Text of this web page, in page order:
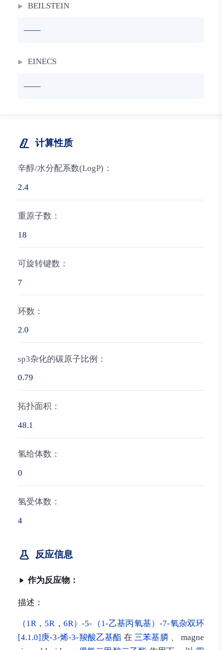
BEILSTEIN
——
EINECS
——
计算性质
辛醇/水分配系数(LogP)：
2.4
重原子数：
18
可旋转键数：
7
环数：
2.0
sp3杂化的碳原子比例：
0.79
拓扑面积：
48.1
氢给体数：
0
氢受体数：
4
反应信息
作为反应物：
描述：
（1R，5R，6R）-5-（1-乙基丙氧基）-7-氧杂双环
[4.1.0]庚-3-烯-3-羧酸乙基酯 在三苯基膦、 magne